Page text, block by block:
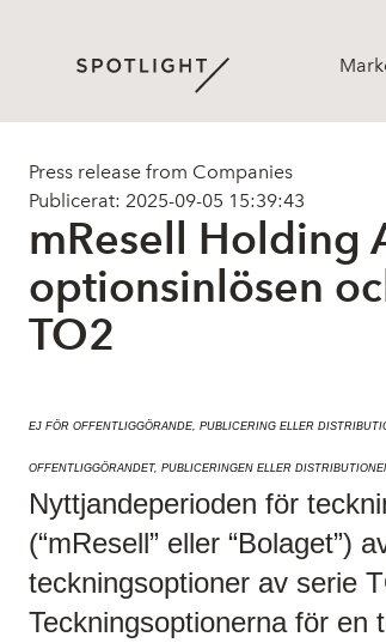
Press release from Companies
Publicerat: 2025-09-05 15:39:43
mResell Holding
optionsinlösen
TO2
EJ FÖR OFFENTLIGGÖRANDE, PUBLICERING ELLER
OFFENTLIGGÖRANDET, PUBLICERINGEN ELLER
Nyttjandeperioden för
(“mResell” eller
teckningsoptioner av serie
Teckningsoptionerna för en